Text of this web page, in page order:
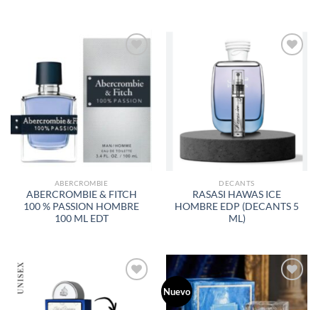
LISTA
DE
ABERCROMBIE
ABERCROMBIE & FITCH
100 % PASSION HOMBRE
100 ML EDT
AÑADIR
LISTA
DESEOS
DECANTS
RASASI HAWAS ICE
HOMBRE EDP (DECANTS 5
ML)
A LA
Nuevo
AÑADIR
A LA